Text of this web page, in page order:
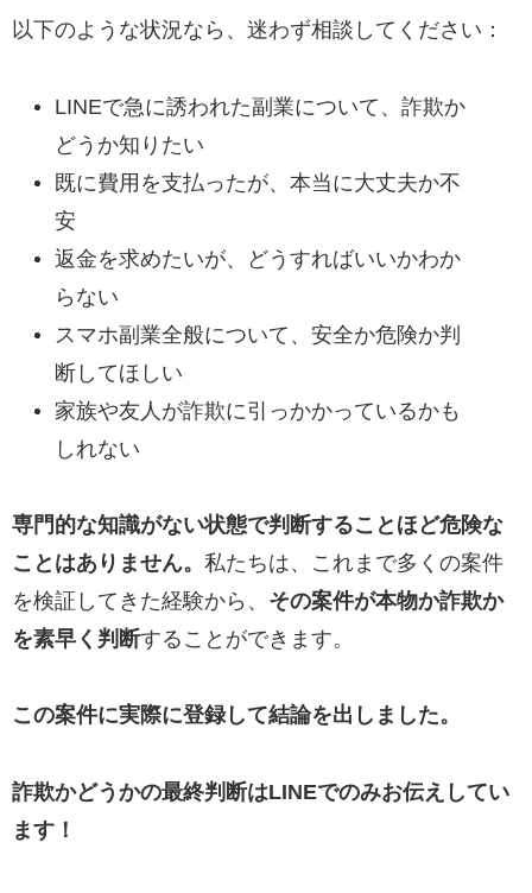
以下のような状況なら、迷わず相談してください：
LINEで急に誘われた副業について、詐欺か
どうか知りたい
既に費用を支払ったが、本当に大丈夫か不
安
返金を求めたいが、どうすればいいかわか
らない
スマホ副業全般について、安全か危険か判
断してほしい
家族や友人が詐欺に引っかかっているかも
しれない
専門的な知識がない状態で判断することほど危険な
ことはありません。 私たちは、これまで多くの案件
を検証してきた経験から、 その案件が本物か詐欺か
を素早く判断することができます。
この案件に実際に登録して結論を出しました。
詐欺かどうかの最終判断はLINEでのみお伝えしてい
ます！